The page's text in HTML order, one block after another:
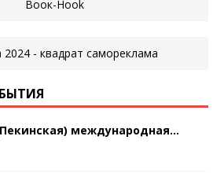
международная...